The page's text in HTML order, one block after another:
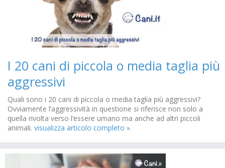
I 20 cani di piccola o media taglia più
aggressivi
Quali sono i 20 cani di piccola o media taglia più aggressivi?
Ovviamente l’aggressività in questione si riferisce non solo a
quella rivolta verso l’essere umano ma anche ad altri piccoli
animali. visualizza articolo completo »